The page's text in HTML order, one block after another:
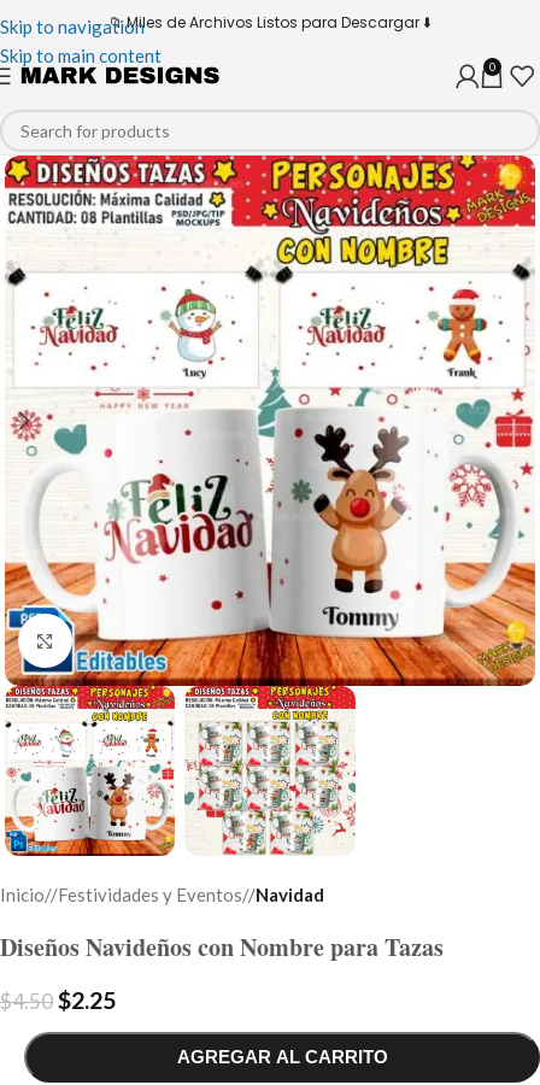
Skip to navigation
Skip to main content
📁 Miles de Archivos Listos para Descargar ⬇️
0
Click to enlarge
Inicio/ Festividades y Eventos/ Navidad
Diseños Navideños con Nombre para Tazas
$4.50$2.25
AGREGAR AL CARRITO